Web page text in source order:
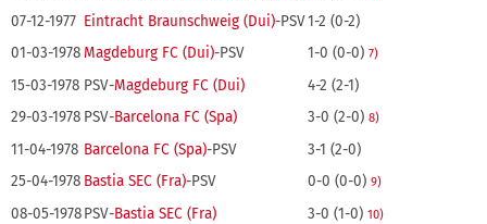
07-12-1977 Eintracht Braunschweig (Dui)-PSV1-2 (0-2)
01-03-1978Magdeburg FC (Dui)-PSV 1-0 (0-0) 7)
15-03-1978 PSV-Magdeburg FC (Dui)
4-2 (2-1)
29-03-1978 PSV-Barcelona FC (Spa) 3-0 (2-0) 8)
11-04-1978 Barcelona FC (Spa)-PSV
3-1 (2-0)
25-04-1978 Bastia SEC (Fra)-PSV 0-0 (0-0) 9)
08-05-1978PSV-Bastia SEC (Fra) 3-0 (1-0) 10)